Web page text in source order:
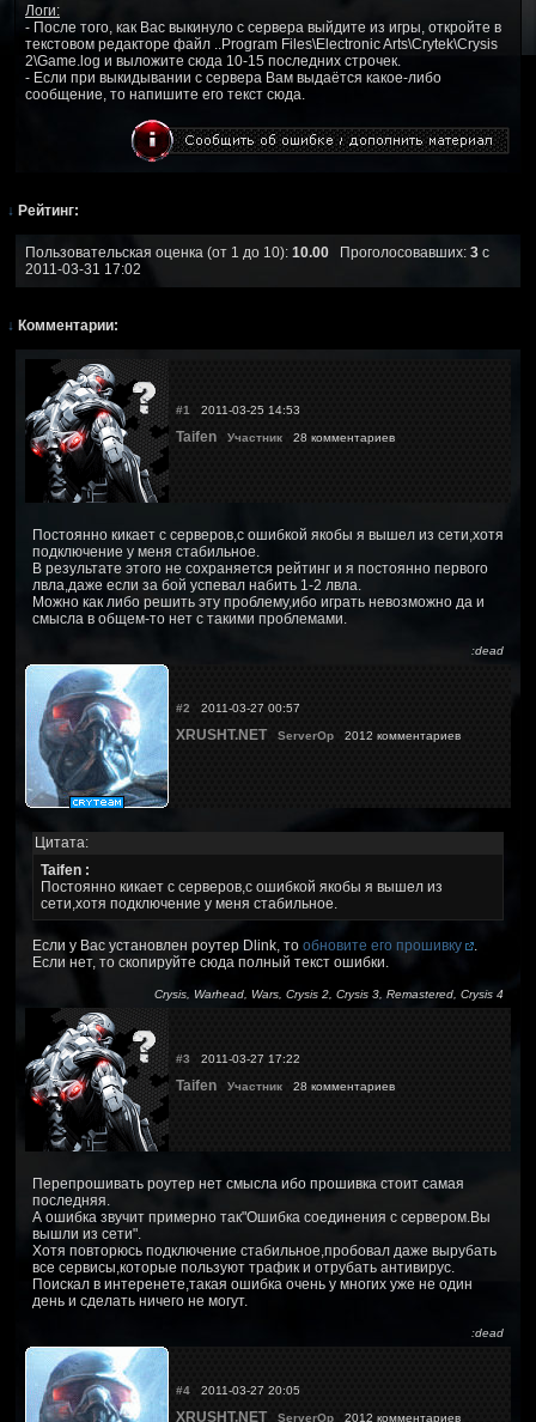
Логи:
- После того, как Вас выкинуло с сервера выйдите из игры, откройте в
текстовом редакторе файл ..Program Files\Electronic Arts\Crytek\Crysis
2\Game.log и выложите сюда 10-15 последних строчек.
- Если при выкидывании с сервера Вам выдаётся какое-либо
сообщение, то напишите его текст сюда.
↓ Рейтинг:
Пользовательская оценка (от 1 до 10): 10.00 Проголосовавших: 3 с
2011-03-31 17:02
↓ Комментарии:
#1 2011-03-25 14:53
Taifen Участник 28 комментариев
Постоянно кикает с серверов,с ошибкой якобы я вышел из сети,хотя
подключение у меня стабильное.
В результате этого не сохраняется рейтинг и я постоянно первого
лвла,даже если за бой успевал набить 1-2 лвла.
Можно как либо решить эту проблему,ибо играть невозможно да и
смысла в общем-то нет с такими проблемами.
:dead
#2 2011-03-27 00:57
XRUSHT.NET ServerOp 2012 комментариев
Цитата:
Taifen :
Постоянно кикает с серверов,с ошибкой якобы я вышел из
сети,хотя подключение у меня стабильное.
Если у Вас установлен роутер Dlink, то обновите его прошивку
Если нет, то скопируйте сюда полный текст ошибки.
Crysis, Warhead, Wars, Crysis 2, Crysis 3, Remastered, Crysis 4
#3 2011-03-27 17:22
Taifen Участник 28 комментариев
Перепрошивать роутер нет смысла ибо прошивка стоит самая
последняя.
А ошибка звучит примерно так"Ошибка соединения с сервером.Вы
вышли из сети".
Хотя повторюсь подключение стабильное,пробовал даже вырубать
все сервисы,которые пользуют трафик и отрубать антивирус.
Поискал в интеренете,такая ошибка очень у многих уже не один
день и сделать ничего не могут.
:dead
#4 2011-03-27 20:05
XRUSHT.NET ServerOp 2012 комментариев